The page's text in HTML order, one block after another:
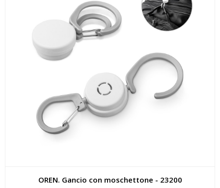
OREN. Gancio con moschettone - 23200